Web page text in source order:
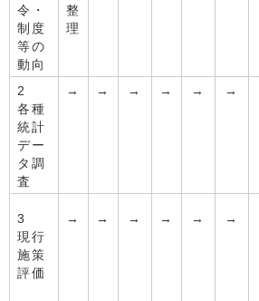
令・
制度
等の
動向
整
理
2
各種
統計
デー
タ調
査
→ → → → → →
3
現行
施策
評価
→ → → → → →